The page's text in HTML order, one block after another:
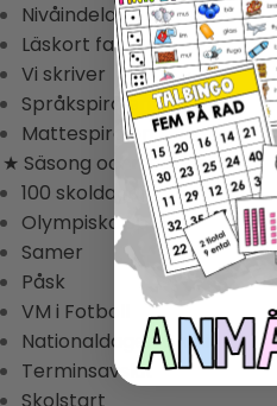
Nivåindelade Lästexter
Läskort fakta
Vi skriver
Språkspiralen
Mattespiralen
★ Säsong och högtider
100 skoldagar
Olympiska Spelen
Samer
Påsk
VM i Fotboll
Nationaldagen 6 juni
Terminsavslut
Skolstart